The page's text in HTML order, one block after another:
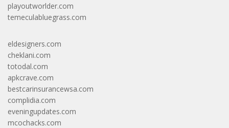
playoutworlder.com
temeculabluegrass.com
eldesigners.com
cheklani.com
totodal.com
apkcrave.com
bestcarinsurancewsa.com
complidia.com
eveningupdates.com
mcochacks.com